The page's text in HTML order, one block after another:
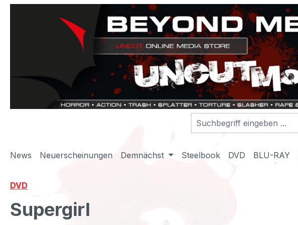
Zur Hauptnavigation springen
News Neuerscheinungen Demnächst Steelbook DVD BLU-RAY
DVD
Supergirl